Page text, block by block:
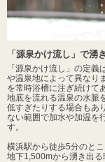
「源泉かけ流し」で湧
「源泉かけ流し」の定
や温泉地によって異なり
を常時浴槽に注ぎ続けて
地底を流れる温泉の水脈
低すぎたりする場合もあ
ない範囲で加水や加温を
す。
横浜駅から徒歩5分のとこ
地下1,500mから湧き出る